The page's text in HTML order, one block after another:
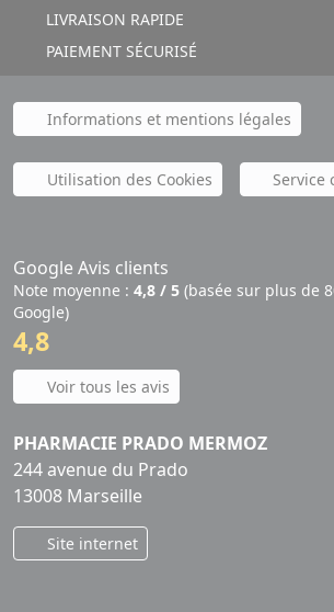
LIVRAISON RAPIDE
PAIEMENT SÉCURISÉ
Informations et mentions légales
Utilisation des Cookies Service
Google Avis clients
Note moyenne : 4,8 / 5 (basée sur plus de
Google)
4,8
Voir tous les avis
PHARMACIE PRADO MERMOZ
244 avenue du Prado
13008 Marseille
Site internet